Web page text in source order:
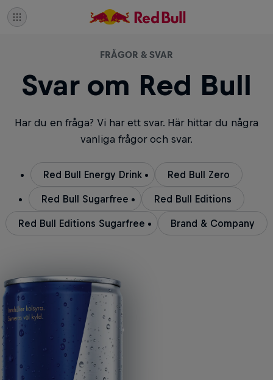
FRÅGOR & SVAR
Svar om Red Bull
Har du en fråga? Vi har ett svar. Här hittar du några
vanliga frågor och svar.
Red Bull Energy Drink Red Bull Zero
Red Bull Sugarfree Red Bull Editions
Red Bull Editions Sugarfree Brand & Company